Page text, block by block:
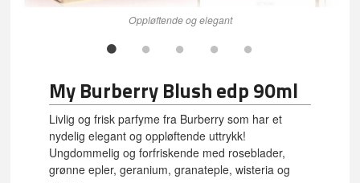
Oppløftende og elegant
My Burberry Blush edp 90ml
Livlig og frisk parfyme fra Burberry som har et
nydelig elegant og oppløftende uttrykk!
Ungdommelig og forfriskende med roseblader,
grønne epler, geranium, granateple, wisteria og